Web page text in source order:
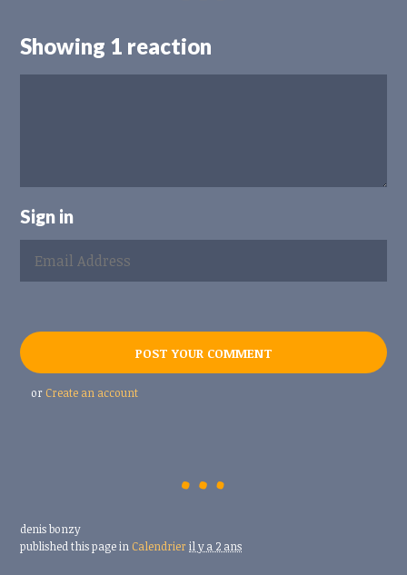
Showing 1 reaction
Sign in
or Create an account
denis bonzy
published this page in Calendrier il y a 2 ans